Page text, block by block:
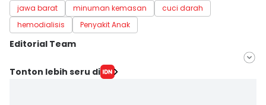
jawa barat minuman kemasan
cuci darah
hemodialisis
Penyakit Anak
Editorial Team
Editor
Tonton lebih seru di